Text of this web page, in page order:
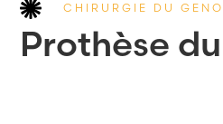
CHIRURGIE DU
Prothèse